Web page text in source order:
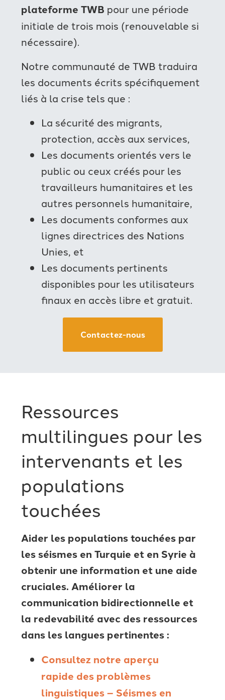
plateforme TWB pour une période
initiale de trois mois (renouvelable si
nécessaire).
Notre communauté de TWB traduira
les documents écrits spécifiquement
liés à la crise tels que :
La sécurité des migrants,
protection, accès aux services,
Les documents orientés vers le
public ou ceux créés pour les
travailleurs humanitaires et les
autres personnels humanitaire,
Les documents conformes aux
lignes directrices des Nations
Unies, et
Les documents pertinents
disponibles pour les utilisateurs
finaux en accès libre et gratuit.
Contactez-nous
Ressources
multilingues pour les
intervenants et les
populations
touchées
Aider les populations touchées par
les séismes en Turquie et en Syrie à
obtenir une information et une aide
cruciales. Améliorer la
communication bidirectionnelle et
la redevabilité avec des ressources
dans les langues pertinentes :
Consultez notre aperçu
rapide des problèmes
linguistiques – Séismes en